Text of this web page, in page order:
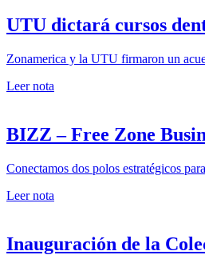
UTU dictará cursos
Zonamerica y la UTU firmaron un
Leer nota
BIZZ – Free Zone
Conectamos dos polos estratégicos
Leer nota
Inauguración de la